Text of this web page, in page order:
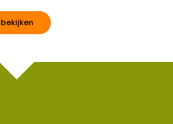
bekijken